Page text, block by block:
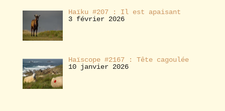
Haïku #207 : Il est apaisant
3 février 2026
Haïscope #2167 : Tête cagoulée
10 janvier 2026